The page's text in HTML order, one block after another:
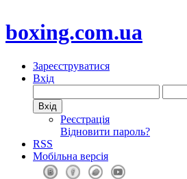
boxing.com.ua
Зареєструватися
Вхід
Реєстрація
Відновити пароль?
RSS
Мобільна версія